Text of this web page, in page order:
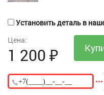
Установить деталь в
Цена:
1 200 ₽